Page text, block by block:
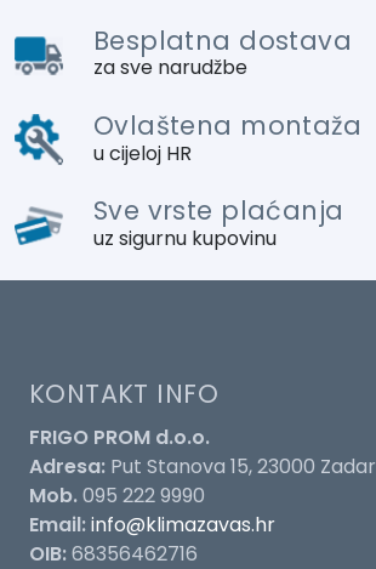
Besplatna dostava
za sve narudžbe
Ovlaštena montaža
u cijeloj HR
Sve vrste plaćanja
uz sigurnu kupovinu
KONTAKT INFO
FRIGO PROM d.o.o.
Adresa: Put Stanova 15, 23000 Zadar
Mob.095 222 9990
Email:info@klimazavas.hr
OIB:68356462716